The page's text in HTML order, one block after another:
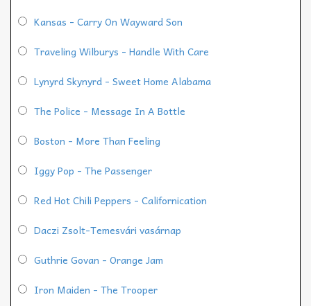
Kansas - Carry On Wayward Son
Traveling Wilburys - Handle With Care
Lynyrd Skynyrd - Sweet Home Alabama
The Police - Message In A Bottle
Boston - More Than Feeling
Iggy Pop - The Passenger
Red Hot Chili Peppers - Californication
Daczi Zsolt-Temesvári vasárnap
Guthrie Govan - Orange Jam
Iron Maiden - The Trooper